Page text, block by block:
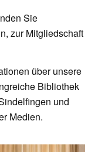
Sie
zur Mitgliedschaft
über unsere
Bibliothek
und
Medien.